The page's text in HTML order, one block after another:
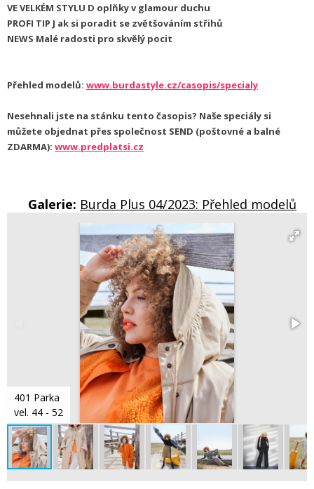
VE VELKÉM STYLU D oplňky v glamour duchu
PROFI TIP J ak si poradit se zvětšováním střihů
NEWS Malé radosti pro skvělý pocit
Přehled modelů: www.burdastyle.cz/casopis/specialy
Nesehnali jste na stánku tento časopis? Naše speciály si
můžete objednat přes společnost SEND (poštovné a balné
ZDARMA): www.predplatsi.cz
Galerie: Burda Plus 04/2023: Přehled modelů
401 Parka
vel. 44 - 52